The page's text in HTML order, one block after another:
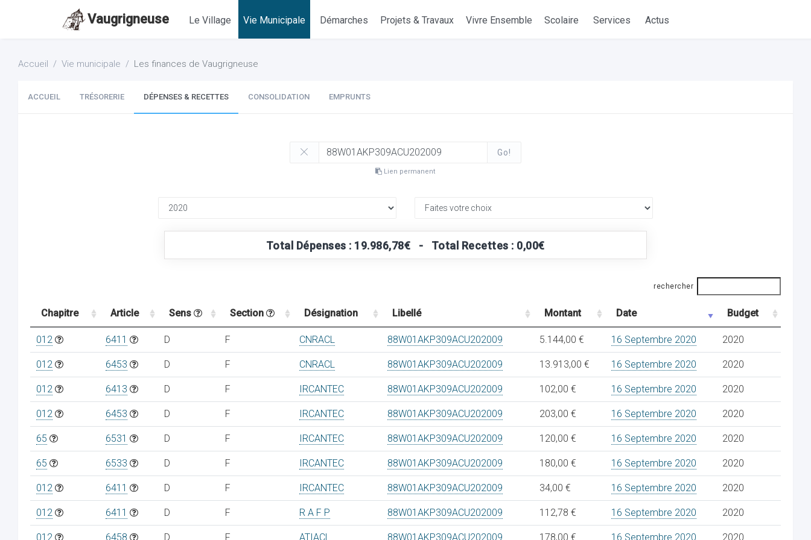
Vaugrigneuse Le Village Vie Municipale Démarches Projets & Travaux Vivre Ensemble Scolaire Services Actus
Accueil Vie municipale Les finances de Vaugrigneuse
ACCUEIL TRÉSORERIE DÉPENSES & RECETTES CONSOLIDATION EMPRUNTS
Go!
Lien permanent
Total Dépenses : 19.986,78€ - Total Recettes : 0,00€
rechercher
Chapitre Article Sens Section Désignation Libellé Montant Date Budget
012 6411 D F CNRACL 88W01AKP309ACU202009 5.144,00 € 16 Septembre 2020 2020
012 6453 D F CNRACL 88W01AKP309ACU202009 13.913,00 € 16 Septembre 2020 2020
012 6413 D F IRCANTEC 88W01AKP309ACU202009 102,00 € 16 Septembre 2020 2020
012 6453 D F IRCANTEC 88W01AKP309ACU202009 203,00 € 16 Septembre 2020 2020
65 6531 D F IRCANTEC 88W01AKP309ACU202009 120,00 € 16 Septembre 2020 2020
65 6533 D F IRCANTEC 88W01AKP309ACU202009 180,00 € 16 Septembre 2020 2020
012 6411 D F IRCANTEC 88W01AKP309ACU202009 34,00 € 16 Septembre 2020 2020
012 6411 D F R A F P 88W01AKP309ACU202009 112,78 € 16 Septembre 2020 2020
012 6458 D F ATIACL 88W01AKP309ACU202009 178,00 € 16 Septembre 2020 2020